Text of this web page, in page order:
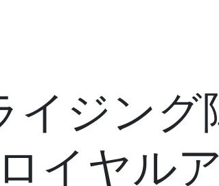
イジング
イヤル